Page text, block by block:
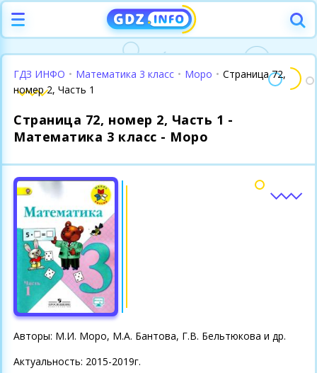
ГДЗ ИНФО • Математика 3 класс • Моро • Страница 72,
номер 2, Часть 1
Страница 72, номер 2, Часть 1 -
Математика 3 класс - Моро
Авторы: М.И. Моро, М.А. Бантова, Г.В. Бельтюкова и др.
Актуальность: 2015-2019г.